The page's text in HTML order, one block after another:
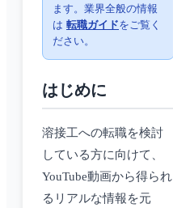
ます。業界全般の情報
は 転職ガイドをご覧く
ださい。
はじめに
溶接工への転職を検討
している方に向けて、
YouTube動画から得られ
るリアルな情報を元